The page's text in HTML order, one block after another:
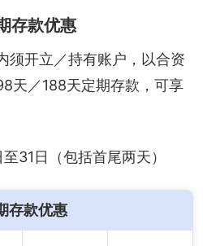
存款优惠
须开立／持有账户，以合资
天／188天定期存款，可享
31日（包括首尾两天）
存款优惠